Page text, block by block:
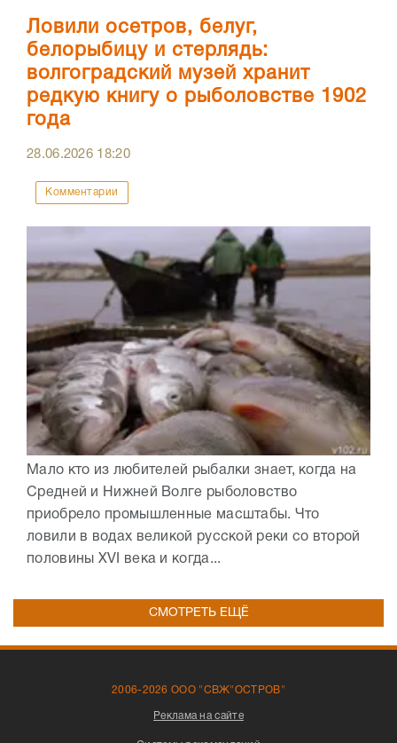
Ловили осетров, белуг,
белорыбицу и стерлядь:
волгоградский музей хранит
редкую книгу о рыболовстве 1902
года
28.06.2026 18:20
Комментарии
Мало кто из любителей рыбалки знает, когда на
Средней и Нижней Волге рыболовство
приобрело промышленные масштабы. Что
ловили в водах великой русской реки со второй
половины XVI века и когда...
СМОТРЕТЬ ЕЩЁ
2006-2026 ООО "СВЖ"ОСТРОВ"
Реклама на сайте